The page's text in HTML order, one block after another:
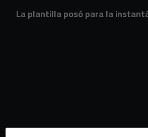
La plantilla posó para la